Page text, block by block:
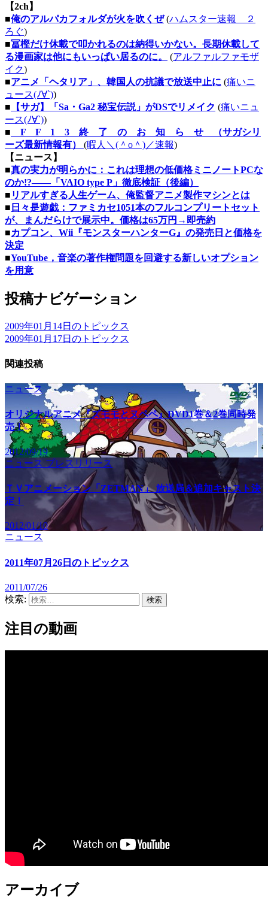
【2ch】
■俺のアルパカフォルダが火を吹くぜ(ハムスター速報 ２
ろぐ)
■冨樫だけ休載で叩かれるのは納得いかない。長期休載して
る漫画家は他にもいっぱい居るのに。
(アルファルファモザ
イク)
■アニメ「ヘタリア」、韓国人の抗議で放送中止に (痛いニ
ュース(ﾉ∀`))
■ 【サガ】「Sa・Ga2 秘宝伝説」がDSでリメイク (痛いニュ
ース(ﾉ∀`))
■ F F 1 3 終 了 の お 知 ら せ （サガシリ
ーズ最新情報有） (暇人＼(＾o＾)／速報)
【ニュース】
■真の実力が明らかに：これは理想の低価格ミニノートPCな
のか!?――「VAIO type P」徹底検証（後編）
■ リアルすぎる人生ゲーム、俺監督アニメ製作マシンとは
■ 日々是遊戯：ファミカセ1051本のフルコンプリートセット
が、まんだらけで展示中。価格は65万円→即売約
■カプコン、Wii『モンスターハンターG』の発売日と価格を
決定
■YouTube，音楽の著作権問題を回避する新しいオプション
を用意
投稿ナビゲーション
2009年01月14日のトピックス
2009年01月17日のトピックス
関連投稿
ニュース
オリジナルアニメ『ズモモとヌペペ』DVD1巻＆2巻同時発
売！
2012/09/19
ニュース プレスリリース
ＴＶアニメーション「ZETMAN」 放送局＆追加キャスト決
定！
2012/01/10
ニュース
2011年07月26日のトピックス
2011/07/26
検索:
注目の動画
アーカイブ